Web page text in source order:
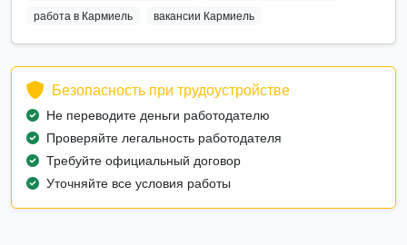
работа в Кармиель
вакансии Кармиель
Безопасность при трудоустройстве
Не переводите деньги работодателю
Проверяйте легальность работодателя
Требуйте официальный договор
Уточняйте все условия работы